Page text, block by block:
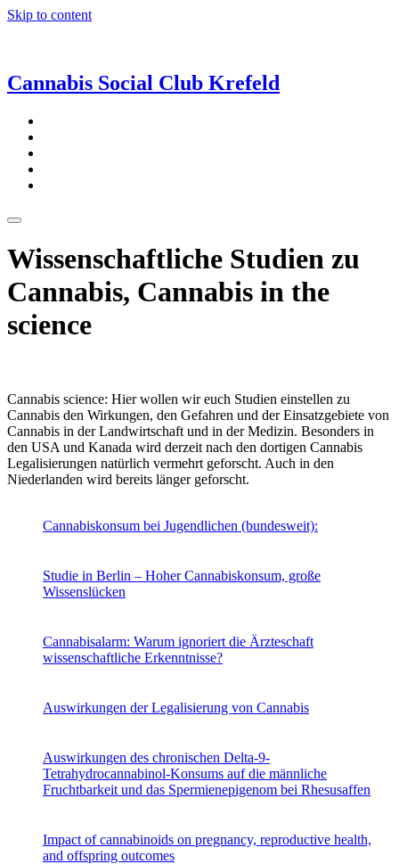
Skip to content
Cannabis Social Club Krefeld
Wissenschaftliche Studien zu
Cannabis, Cannabis in the
science
Cannabis science: Hier wollen wir euch Studien einstellen zu
Cannabis den Wirkungen, den Gefahren und der Einsatzgebiete von
Cannabis in der Landwirtschaft und in der Medizin. Besonders in
den USA und Kanada wird derzeit nach den dortigen Cannabis
Legalisierungen natürlich vermehrt geforscht. Auch in den
Niederlanden wird bereits länger geforscht.
Cannabiskonsum bei Jugendlichen (bundesweit):
Studie in Berlin – Hoher Cannabiskonsum, große
Wissenslücken
Cannabisalarm: Warum ignoriert die Ärzteschaft
wissenschaftliche Erkenntnisse?
Auswirkungen der Legalisierung von Cannabis
Auswirkungen des chronischen Delta-9-
Tetrahydrocannabinol-Konsums auf die männliche
Fruchtbarkeit und das Spermienepigenom bei Rhesusaffen
Impact of cannabinoids on pregnancy, reproductive health,
and offspring outcomes